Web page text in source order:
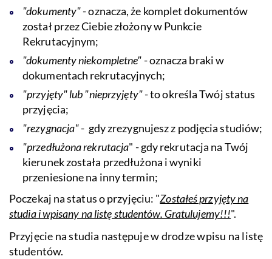
"dokumenty"- oznacza, że komplet dokumentów
został przez Ciebie złożony w Punkcie
Rekrutacyjnym;
"dokumenty niekompletne"- oznacza braki w
dokumentach rekrutacyjnych;
"przyjęty" lub "nieprzyjęty"- to określa Twój status
przyjęcia;
"rezygnacja"- gdy zrezygnujesz z podjęcia studiów;
"przedłużona rekrutacja" - gdy rekrutacja na Twój
kierunek została przedłużona i wyniki
przeniesione na inny termin;
Poczekaj na status o przyjęciu: "Zostałeś przyjęty na
studia i wpisany na listę studentów. Gratulujemy!!!".
Przyjęcie na studia następuje w drodze wpisu na listę
studentów.